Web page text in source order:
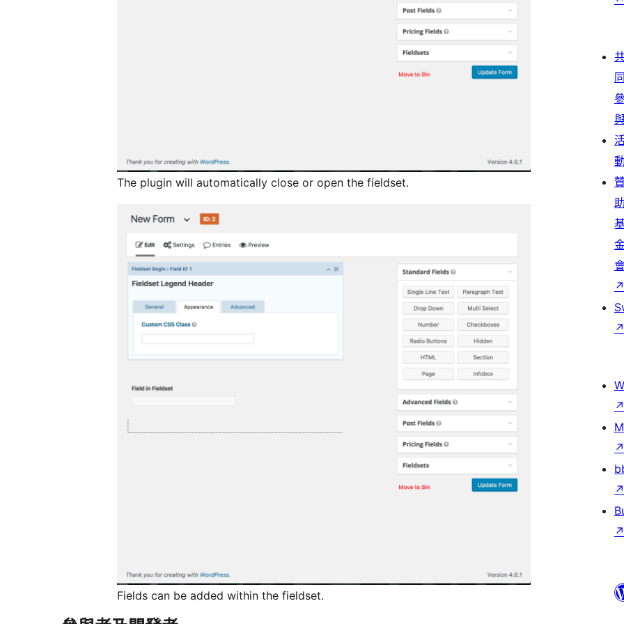
The plugin will automatically close or open the fieldset.
Fields can be added within the fieldset.
同
動
助
↗
↗
↗
↗
↗
↗